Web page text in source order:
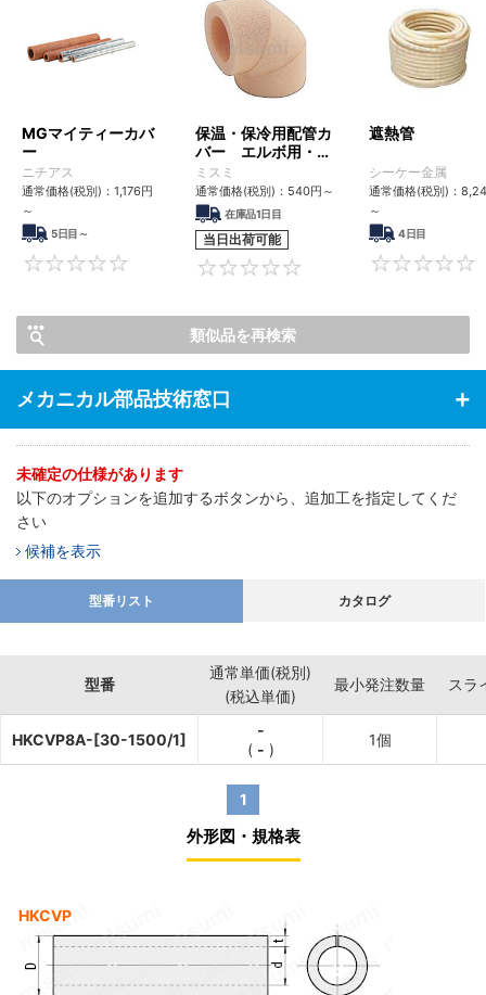
MGマイティーカバ
ー
ニチアス
通常価格(税別)： 1,176円
～
5日目～
0
保温・保冷用配管カ
バー エルボ用・チ
ーズ用
ミスミ
通常価格(税別)： 540円 ～
在庫品1日目
当日出荷可能
0
遮熱管
シーケー金属
通常価格(税別)：
～
4日目
類似品を再検索
メカニカル部品技術窓口
未確定の仕様があります
以下のオプションを追加するボタンから、追加工を指定してくだ
さい
候補を表示
型番リスト カタログ
型番
通常単価(税別)
(税込単価)
最小発注数量 スラ
HKCVP8A-[30-1500/1]
-
( - )
1個
1
外形図・規格表
HKCVP